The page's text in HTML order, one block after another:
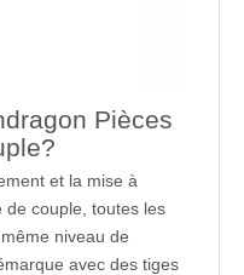
Pièces
et la mise à
de couple, toutes les
niveau de
avec des tiges